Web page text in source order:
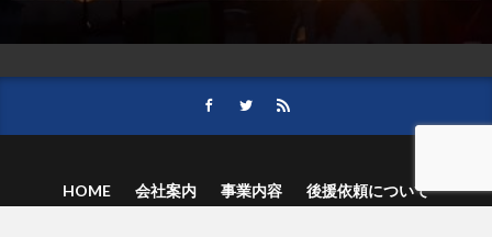
HOME 会社案内 事業内容
後援依頼について